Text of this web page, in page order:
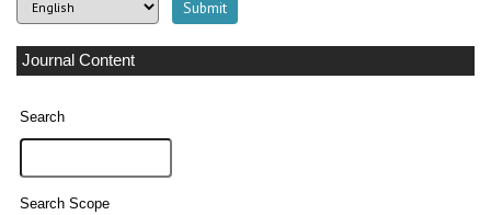
Journal Content
Search
Search Scope